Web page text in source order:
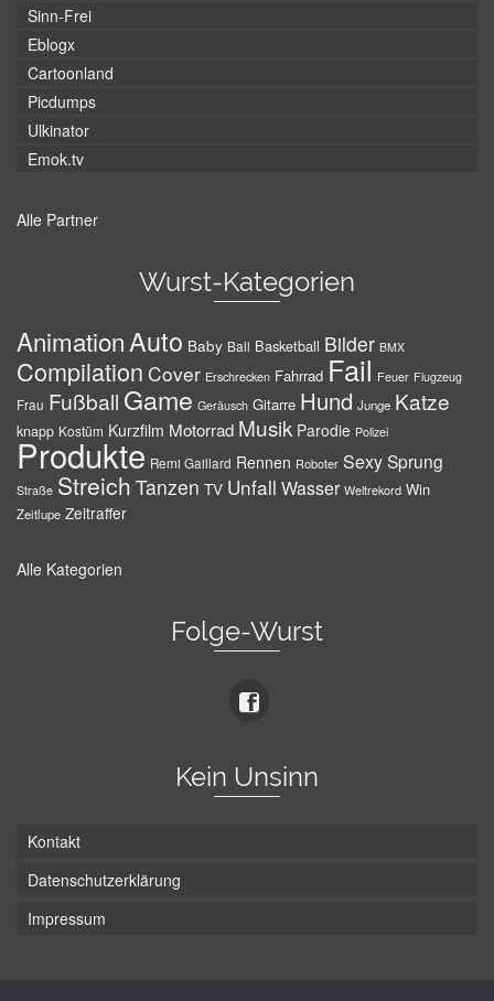
Sinn-Frei
Eblogx
Cartoonland
Picdumps
Ulkinator
Emok.tv
Alle Partner
Wurst-Kategorien
AnimationAuto Baby Ball Basketball Bilder BMX
Compilation Cover Erschrecken Fahrrad Fail Feuer Flugzeug
Frau Fußball Game Geräusch Gitarre Hund Junge Katze
knapp Kostüm Kurzfilm Motorrad Musik Parodie Polizei
Produkte Remi Gaillard Rennen Roboter SexySprung
Straße Streich Tanzen TV Unfall Wasser Weltrekord Win
Zeitlupe Zeitraffer
Alle Kategorien
Folge-Wurst
Kein Unsinn
Kontakt
Datenschutzerklärung
Impressum